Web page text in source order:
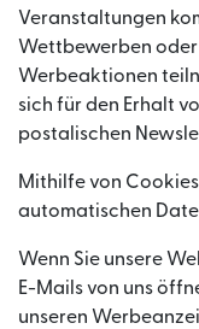
Veranstaltungen
Wettbewerben
Werbeaktionen
sich für den Erhalt
postalischen
Mithilfe von
automatischen
Wenn Sie unsere
E-Mails von uns
unseren